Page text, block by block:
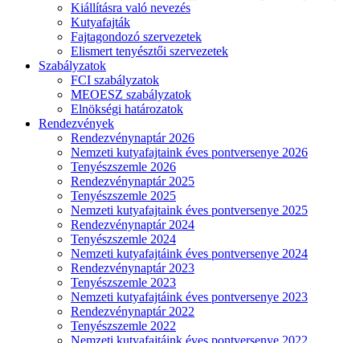
Kiállításra való nevezés
Kutyafajták
Fajtagondozó szervezetek
Elismert tenyésztői szervezetek
Szabályzatok
FCI szabályzatok
MEOESZ szabályzatok
Elnökségi határozatok
Rendezvények
Rendezvénynaptár 2026
Nemzeti kutyafajtaink éves pontversenye 2026
Tenyészszemle 2026
Rendezvénynaptár 2025
Tenyészszemle 2025
Nemzeti kutyafajtaink éves pontversenye 2025
Rendezvénynaptár 2024
Tenyészszemle 2024
Nemzeti kutyafajtáink éves pontversenye 2024
Rendezvénynaptár 2023
Tenyészszemle 2023
Nemzeti kutyafajtáink éves pontversenye 2023
Rendezvénynaptár 2022
Tenyészszemle 2022
Nemzeti kutyafajtáink éves pontversenye 2022